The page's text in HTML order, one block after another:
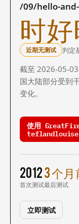
/09/hello-
时好
近期无测试 判定
截至 2026-05-
国大陆部分受到
变化。
使用
2012
首次测试
3 个月
最后测试
立即测试